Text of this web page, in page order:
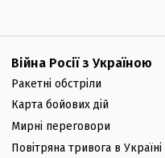
Війна Росії з Україною
Ракетні обстріли
Карта бойових дій
Мирні переговори
Повітряна тривога в Україні